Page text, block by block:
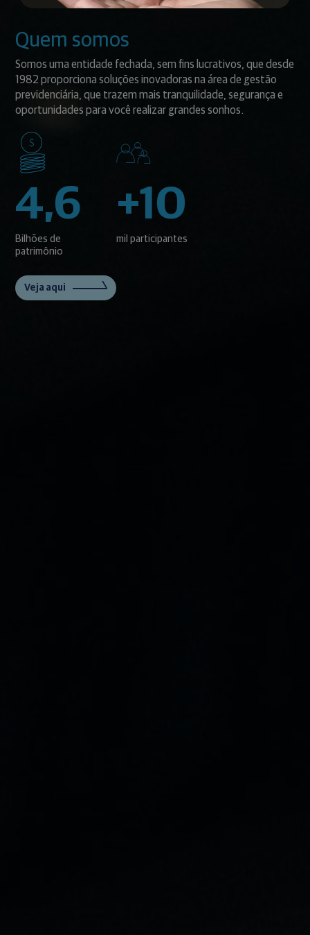
Quem somos
Somos uma entidade fechada, sem fins lucrativos, que desde
1982 proporciona soluções inovadoras na área de gestão
previdenciária, que trazem mais tranquilidade, segurança e
oportunidades para você realizar grandes sonhos.
4,6
Bilhões de
patrimônio
+10
mil participantes
Veja aqui